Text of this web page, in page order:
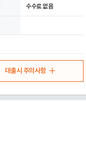
수수료 없음
대출시 주의사항